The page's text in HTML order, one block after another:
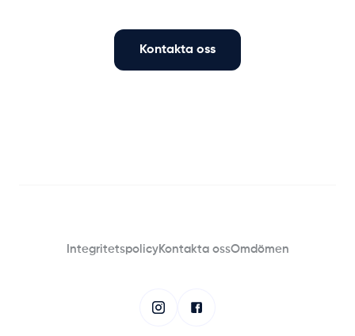
Kontakta oss
IntegritetspolicyKontakta ossOmdömen